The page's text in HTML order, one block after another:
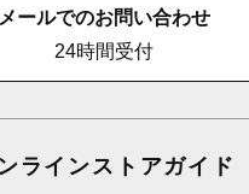
メールでのお問い合わせ
24時間受付
ラインストアガイド